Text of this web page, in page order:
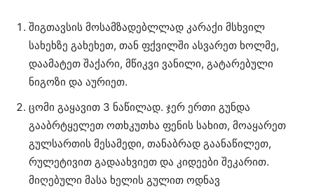
შიგთავსის მოსამზადებლლად კარაქი მსხვილ
სახეხზე გახეხეთ, თან ფქვილში ასვარეთ ხოლმე,
დაამატეთ შაქარი, მწიკვი ვანილი, გატარებული
ნიგოზი და აურიეთ.
ცომი გაყავით 3 ნაწილად. ჯერ ერთი გუნდა
გააბრტყელეთ ოთხკუთხა ფენის სახით, მოაყარეთ
გულსართის მესამედი, თანაბრად გაანაწილეთ,
რულეტივით გადაახვიეთ და კიდეები შეკარით.
მიღებული მასა ხელის გულით ოდნავ